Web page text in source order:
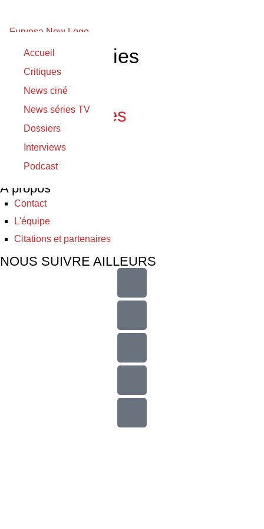
Accueil
Critiques
News ciné
News séries TV
Dossiers
Interviews
Podcast
Public Enemies
16/02/2017
16/02/2017
Public Enemies
A propos
Contact
L'équipe
Citations et partenaires
NOUS SUIVRE AILLEURS